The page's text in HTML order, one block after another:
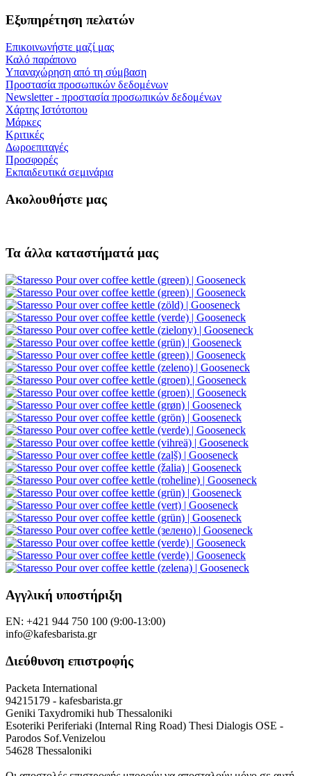
Εξυπηρέτηση πελατών
Επικοινωνήστε μαζί μας
Καλό παράπονο
Υπαναχώρηση από τη σύμβαση
Προστασία προσωπικών δεδομένων
Newsletter - προστασία προσωπικών δεδομένων
Χάρτης Ιστότοπου
Μάρκες
Κριτικές
Δωροεπιταγές
Προσφορές
Εκπαιδευτικά σεμινάρια
Ακολουθήστε μας
Τα άλλα καταστήματά μας
Αγγλική υποστήριξη
EN: +421 944 750 100 (9:00-13:00)
info@kafesbarista.gr
Διεύθυνση επιστροφής
Packeta International
94215179 - kafesbarista.gr
Geniki Taxydromiki hub Thessaloniki
Esoteriki Periferiaki (Internal Ring Road) Thesi Dialogis OSE -
Parodos Sof.Venizelou
54628 Thessaloniki